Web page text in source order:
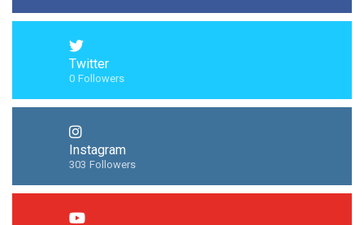
Twitter
0 Followers
Instagram
303 Followers